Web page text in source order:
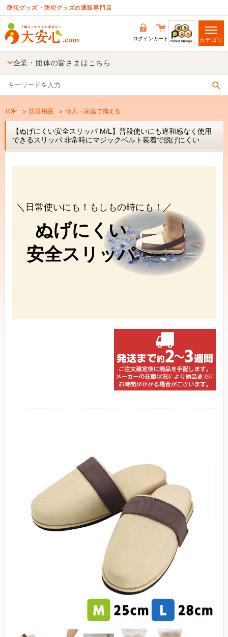
防犯グッズ・防犯グッズの通販専門店
ログインカート カテゴリ
企業・団体の皆さまはこちら
TOP 防災用品 個人・家庭で備える
【ぬげにくい安全スリッパ M/L】普段使いにも違和感なく使用
できるスリッパ 非常時にマジックベルト装着で脱げにくい
＼日常使いにも！もしもの時にも！／
ぬげにくい
安全スリッパ